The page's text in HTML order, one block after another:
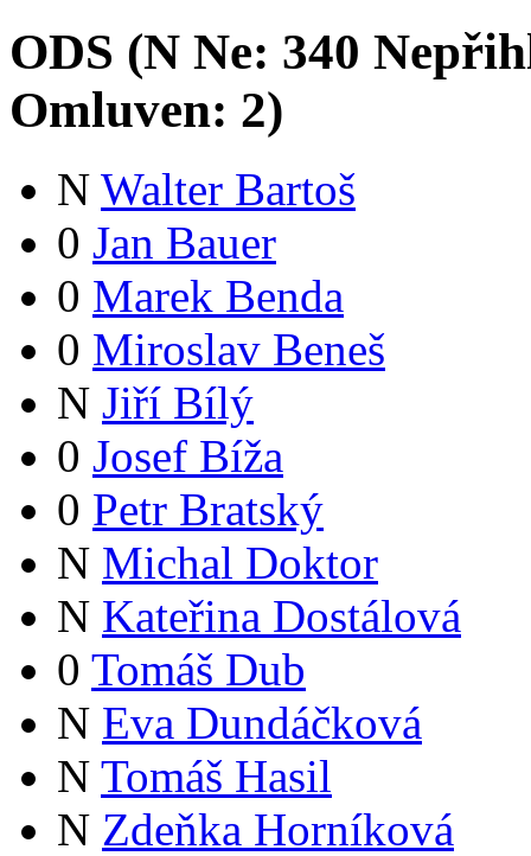
ODS (N Ne: 340
Omluven: 2)
N Walter Bartoš
0 Jan Bauer
0 Marek Benda
0 Miroslav Beneš
N Jiří Bílý
0 Josef Bíža
0 Petr Bratský
N Michal Doktor
N Kateřina Dostálová
0 Tomáš Dub
N Eva Dundáčková
N Tomáš Hasil
N Zdeňka Horníková